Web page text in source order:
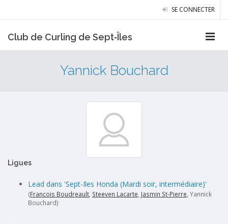
SE CONNECTER
Club de Curling de Sept‑Îles
Yannick Bouchard
Ligues
Lead dans 'Sept-Iles Honda (Mardi soir, intermédiaire)'
(Francois Boudreault Steeven Lacarte Jasmin St-Pierre , Yannick
Bouchard)